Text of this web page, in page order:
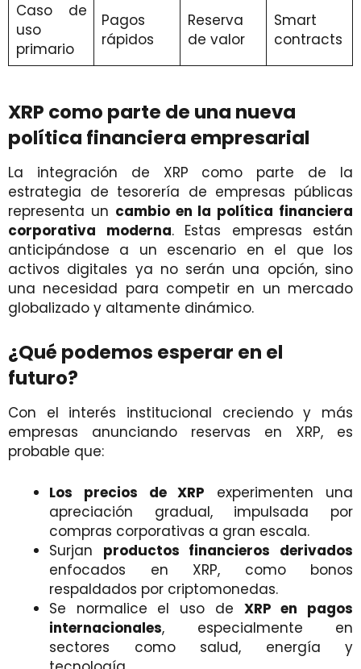
Caso de
uso
primario
Pagos
rápidos
Reserva
de valor
Smart
contracts
XRP como parte de una nueva
política financiera empresarial
La integración de XRP como parte de la
estrategia de tesorería de empresas públicas
representa un cambio en la política financiera
corporativa moderna. Estas empresas están
anticipándose a un escenario en el que los
activos digitales ya no serán una opción, sino
una necesidad para competir en un mercado
globalizado y altamente dinámico.
¿Qué podemos esperar en el
futuro?
Con el interés institucional creciendo y más
empresas anunciando reservas en XRP, es
probable que:
Los precios de XRP experimenten una
apreciación gradual, impulsada por
compras corporativas a gran escala.
Surjan productos financieros derivados
enfocados en XRP, como bonos
respaldados por criptomonedas.
Se normalice el uso de XRP en pagos
internacionales, especialmente en
sectores como salud, energía y